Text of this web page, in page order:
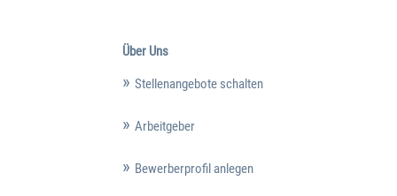
Über Uns
Stellenangebote schalten
Arbeitgeber
Bewerberprofil anlegen